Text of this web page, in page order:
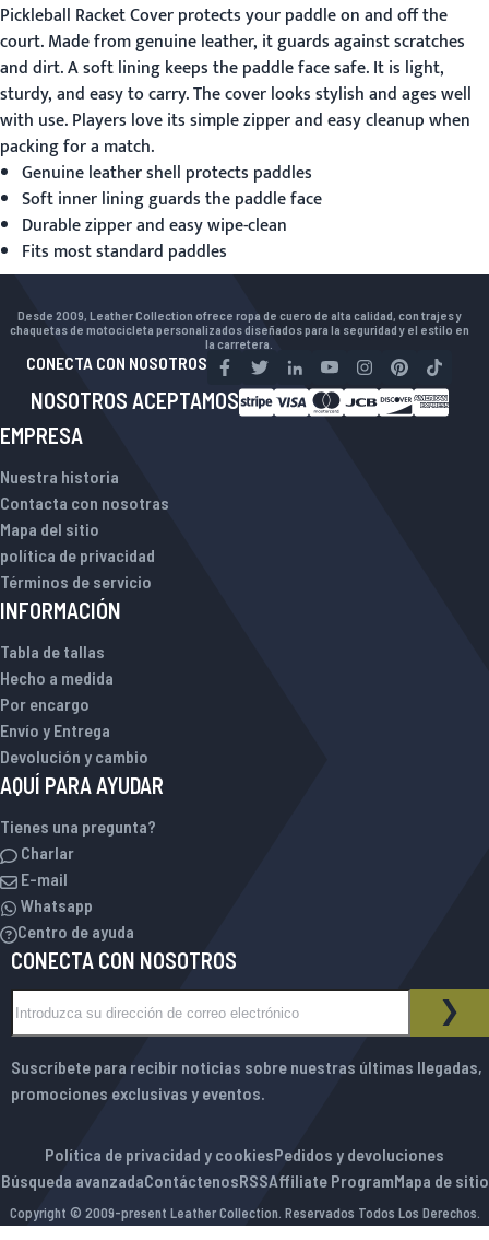
Pickleball Racket Coverprotects your paddle on and off the
court. Made from genuine leather, it guards against scratches
and dirt. A soft lining keeps the paddle face safe. It is light,
sturdy, and easy to carry. The cover looks stylish and ages well
with use. Players love its simple zipper and easy cleanup when
packing for a match.
Genuine leather shell protects paddles
Soft inner lining guards the paddle face
Durable zipper and easy wipe-clean
Fits most standard paddles
Desde 2009, Leather Collection ofrece ropa de cuero de alta calidad, con trajes y
chaquetas de motocicleta personalizados diseñados para la seguridad y el estilo en
la carretera.
CONECTA CON NOSOTROS
NOSOTROS ACEPTAMOS
EMPRESA
Nuestra historia
Contacta con nosotras
Mapa del sitio
política de privacidad
Términos de servicio
INFORMACIÓN
Tabla de tallas
Hecho a medida
Por encargo
Envío y Entrega
Devolución y cambio
AQUÍ PARA AYUDAR
Tienes una pregunta?
Charlar
E-mail
Whatsapp
Centro de ayuda
CONECTA CON NOSOTROS
BOLETÍN DE NOTICIAS
Suscríbete para recibir noticias sobre nuestras últimas llegadas,
promociones exclusivas y eventos.
Política de privacidad y cookiesPedidos y devoluciones
Búsqueda avanzadaContáctenosRSSAffiliate ProgramMapa de sitio
Copyright © 2009-present Leather Collection. Reservados Todos Los Derechos.